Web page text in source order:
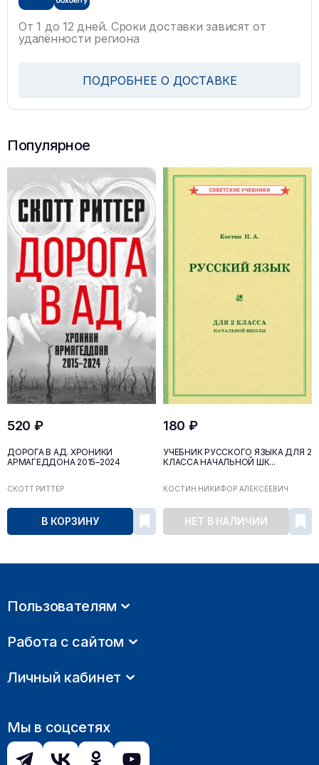
От 1 до 12 дней. Сроки доставки зависят от
удалённости региона
ПОДРОБНЕЕ О ДОСТАВКЕ
Популярное
520 ₽
ДОРОГА В АД. ХРОНИКИ
АРМАГЕДДОНА 2015–2024
СКОТТ РИТТЕР
В КОРЗИНУ
180 ₽
УЧЕБНИК РУССКОГО ЯЗЫКА ДЛЯ 2
КЛАССА НАЧАЛЬНОЙ ШК...
КОСТИН НИКИФОР АЛЕКСЕЕВИЧ
НЕТ В НАЛИЧИИ
Пользователям
Работа с сайтом
Личный кабинет
Мы в соцсетях